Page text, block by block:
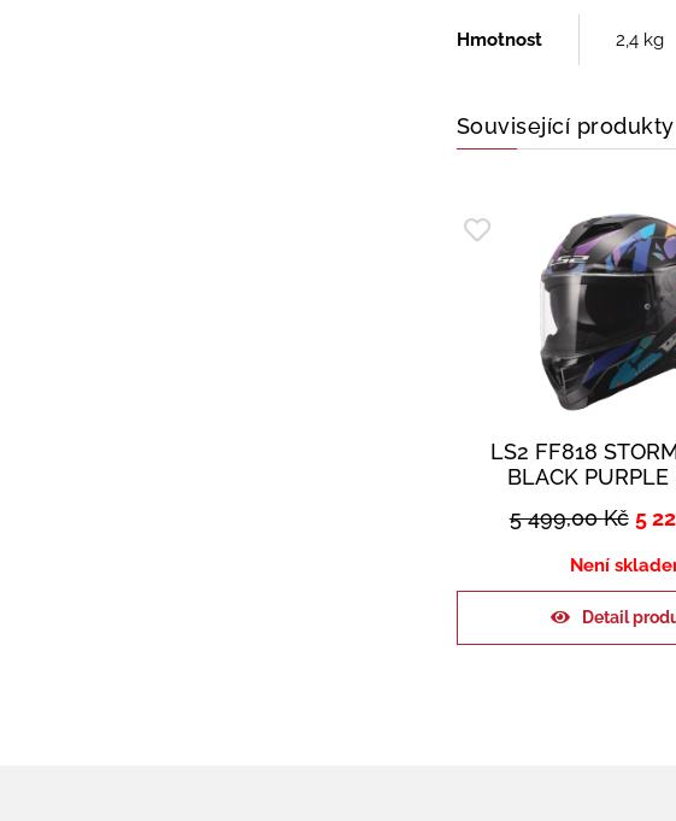
Hmotnost 2,4 kg
Související produkty
LS2 FF818
BLACK PURPLE
5 499,00Kč 5
Není
Detail